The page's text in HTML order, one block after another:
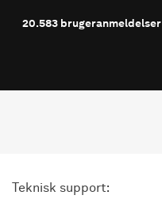
20.583 brugeranmeldelser
Teknisk support: